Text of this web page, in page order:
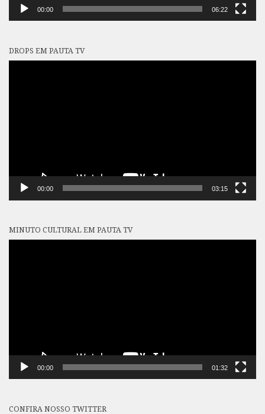
00:00 06:22
DROPS EM PAUTA TV
00:00 03:15
MINUTO CULTURAL EM PAUTA TV
00:00 01:32
CONFIRA NOSSO TWITTER